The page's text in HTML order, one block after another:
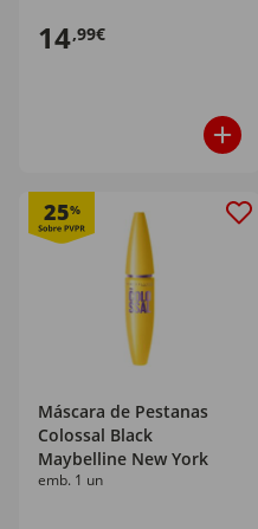
14,99€
25%
Máscara de Pestanas
Colossal Black
Maybelline New York
emb. 1 un